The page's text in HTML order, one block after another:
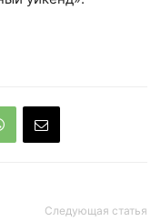
Следующая статья